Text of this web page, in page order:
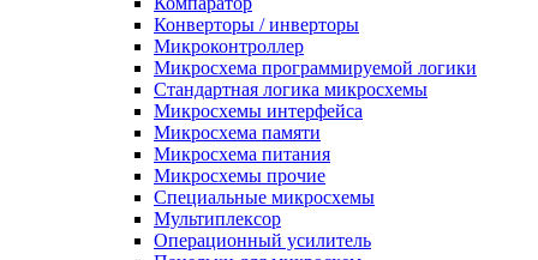
Конверторы / инверторы
Микроконтроллер
Микросхема программируемой логики
Стандартная логика микросхемы
Микросхемы интерфейса
Микросхема памяти
Микросхема питания
Микросхемы прочие
Специальные микросхемы
Мультиплексор
Операционный усилитель